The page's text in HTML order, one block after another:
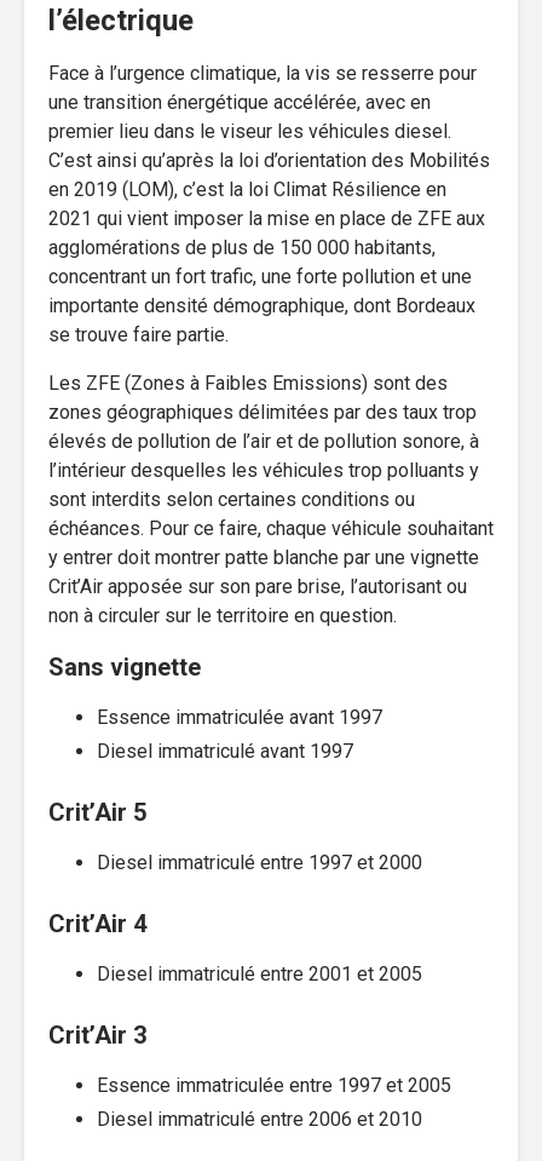
l’électrique
Face à l’urgence climatique, la vis se resserre pour
une transition énergétique accélérée, avec en
premier lieu dans le viseur les véhicules diesel.
C’est ainsi qu’après la loi d’orientation des Mobilités
en 2019 (LOM), c’est la loi Climat Résilience en
2021 qui vient imposer la mise en place de ZFE aux
agglomérations de plus de 150 000 habitants,
concentrant un fort trafic, une forte pollution et une
importante densité démographique, dont Bordeaux
se trouve faire partie.
Les ZFE (Zones à Faibles Emissions) sont des
zones géographiques délimitées par des taux trop
élevés de pollution de l’air et de pollution sonore, à
l’intérieur desquelles les véhicules trop polluants y
sont interdits selon certaines conditions ou
échéances. Pour ce faire, chaque véhicule souhaitant
y entrer doit montrer patte blanche par une vignette
Crit’Air apposée sur son pare brise, l’autorisant ou
non à circuler sur le territoire en question.
Sans vignette
Essence immatriculée avant 1997
Diesel immatriculé avant 1997
Crit’Air 5
Diesel immatriculé entre 1997 et 2000
Crit’Air 4
Diesel immatriculé entre 2001 et 2005
Crit’Air 3
Essence immatriculée entre 1997 et 2005
Diesel immatriculé entre 2006 et 2010